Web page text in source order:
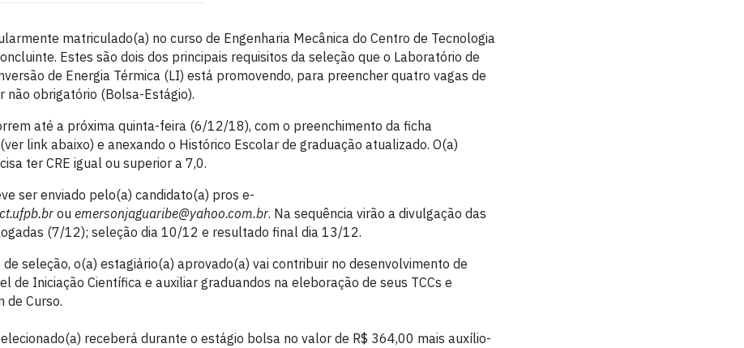
matriculado(a) no curso de Engenharia Mecânica do Centro de Tecnologia
Estes são dois dos principais requisitos da seleção que o Laboratório de
de Energia Térmica (LI) está promovendo, para preencher quatro vagas de
não obrigatório (Bolsa-Estágio).
até a próxima quinta-feira (6/12/18), com o preenchimento da ficha
link abaixo) e anexando o Histórico Escolar de graduação atualizado. O(a)
ter CRE igual ou superior a 7,0.
ser enviado pelo(a) candidato(a) pros e-
ou emersonjaguaribe@yahoo.com.br. Na sequência virão a divulgação das
(7/12); seleção dia 10/12 e resultado final dia 13/12.
seleção, o(a) estagiário(a) aprovado(a) vai contribuir no desenvolvimento de
de Iniciação Científica e auxiliar graduandos na eleboração de seus TCCs e
de Curso.
receberá durante o estágio bolsa no valor de R$ 364,00 mais auxílio-